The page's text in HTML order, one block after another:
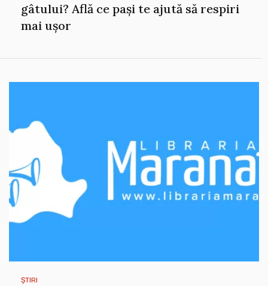
gâtului? Află ce pași te ajută să respiri
mai ușor
ȘTIRI